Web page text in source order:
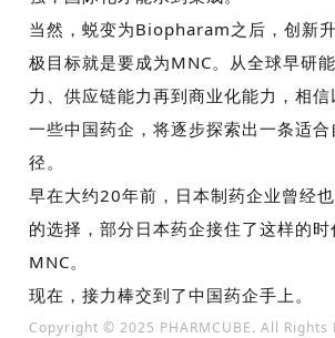
当然，蜕变为Biopharam之后，创新
极目标就是要成为MNC。从全球早研
力、供应链能力再到商业化能力，相
一些中国药企，将逐步探索出一条适
径。
早在大约20年前，日本制药企业曾经
的选择，部分日本药企接住了这样的时
MNC。
现在，接力棒交到了中国药企手上。
Copyright © 2025 PHARMCUBE. All Rights